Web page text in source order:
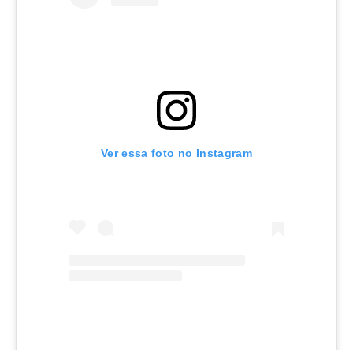
Ver essa foto no Instagram